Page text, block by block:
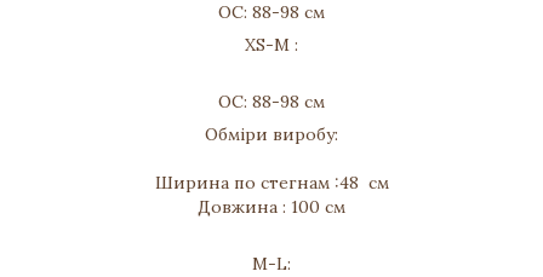
ОС: 88-98 см
XS-M :
ОС: 88-98 см
Обміри виробу:
Ширина по стегнам :48 см
Довжина : 100 см
M-L: